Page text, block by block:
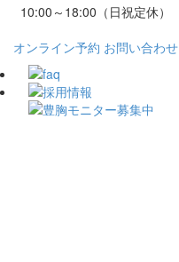
10:00～18:00（日祝定休）
オンライン予約 お問い合わせ